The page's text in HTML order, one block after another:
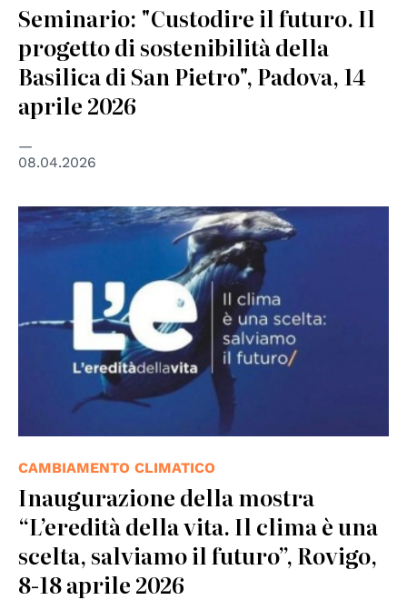
Seminario: "Custodire il futuro. Il
progetto di sostenibilità della
Basilica di San Pietro", Padova, 14
aprile 2026
08.04.2026
© Fondazione Be The Hope
CAMBIAMENTO CLIMATICO
Inaugurazione della mostra
“L’eredità della vita. Il clima è una
scelta, salviamo il futuro”, Rovigo,
8-18 aprile 2026